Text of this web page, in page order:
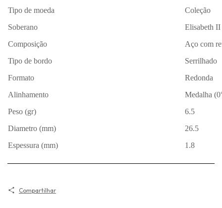
Tipo de moeda
Coleção
Soberano
Elisabeth II
Composição
Aço com
Tipo de bordo
Serrilhado
Formato
Redonda
Alinhamento
Medalha
Peso (gr)
6.5
Diametro (mm)
26.5
Espessura (mm)
1.8
Compartilhar